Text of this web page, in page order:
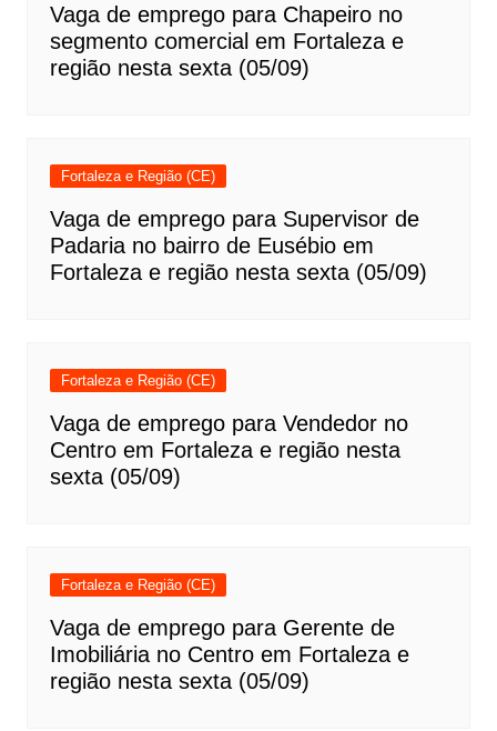
Vaga de emprego para Chapeiro no
segmento comercial em Fortaleza e
região nesta sexta (05/09)
Fortaleza e Região (CE)
Vaga de emprego para Supervisor de
Padaria no bairro de Eusébio em
Fortaleza e região nesta sexta (05/09)
Fortaleza e Região (CE)
Vaga de emprego para Vendedor no
Centro em Fortaleza e região nesta
sexta (05/09)
Fortaleza e Região (CE)
Vaga de emprego para Gerente de
Imobiliária no Centro em Fortaleza e
região nesta sexta (05/09)